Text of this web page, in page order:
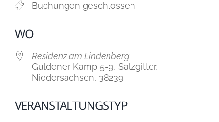
Buchungen geschlossen
WO
Residenz am Lindenberg
Guldener Kamp 5-9, Salzgitter,
Niedersachsen, 38239
VERANSTALTUNGSTYP